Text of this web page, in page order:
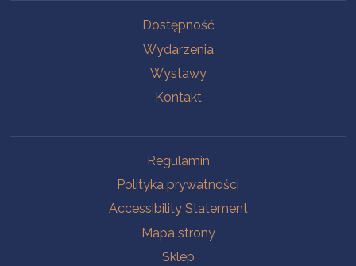
Dostępność
Wydarzenia
Wystawy
Kontakt
Regulamin
Polityka prywatności
Accessibility Statement
Mapa strony
Sklep